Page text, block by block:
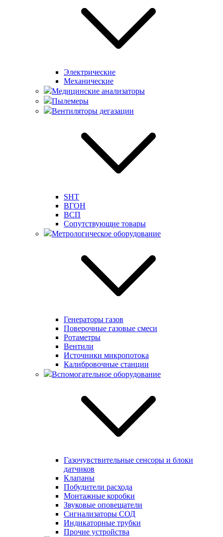
Электрические
Механические
Медицинские анализаторы
Пылемеры
Вентиляторы дегазации
SHT
ВГОН
ВСП
Сопутствующие товары
Метрологическое оборудование
Генераторы газов
Поверочные газовые смеси
Ротаметры
Вентили
Источники микропотока
Калибровочные станции
Вспомогательное оборудование
Газочувствительные сенсоры и блоки
датчиков
Клапаны
Побудители расхода
Монтажные коробки
Звуковые оповещатели
Сигнализаторы СОД
Индикаторные трубки
Прочие устройства